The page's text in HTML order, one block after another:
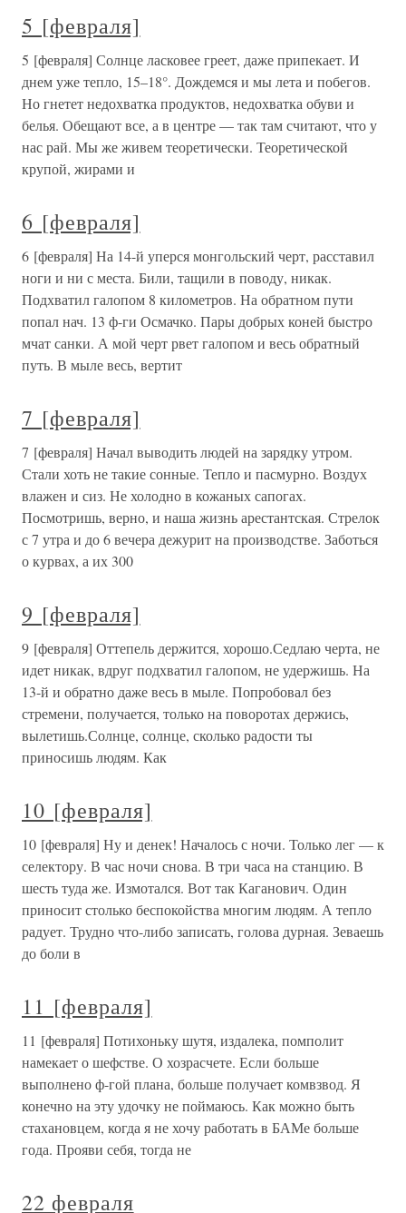
5 [февраля]
5 [февраля] Солнце ласковее греет, даже припекает. И
днем уже тепло, 15–18°. Дождемся и мы лета и побегов.
Но гнетет недохватка продуктов, недохватка обуви и
белья. Обещают все, а в центре — так там считают, что у
нас рай. Мы же живем теоретически. Теоретической
крупой, жирами и
6 [февраля]
6 [февраля] На 14-й уперся монгольский черт, расставил
ноги и ни с места. Били, тащили в поводу, никак.
Подхватил галопом 8 километров. На обратном пути
попал нач. 13 ф-ги Осмачко. Пары добрых коней быстро
мчат санки. А мой черт рвет галопом и весь обратный
путь. В мыле весь, вертит
7 [февраля]
7 [февраля] Начал выводить людей на зарядку утром.
Стали хоть не такие сонные. Тепло и пасмурно. Воздух
влажен и сиз. Не холодно в кожаных сапогах.
Посмотришь, верно, и наша жизнь арестантская. Стрелок
с 7 утра и до 6 вечера дежурит на производстве. Заботься
о курвах, а их 300
9 [февраля]
9 [февраля] Оттепель держится, хорошо.Седлаю черта, не
идет никак, вдруг подхватил галопом, не удержишь. На
13-й и обратно даже весь в мыле. Попробовал без
стремени, получается, только на поворотах держись,
вылетишь.Солнце, солнце, сколько радости ты
приносишь людям. Как
10 [февраля]
10 [февраля] Ну и денек! Началось с ночи. Только лег — к
селектору. В час ночи снова. В три часа на станцию. В
шесть туда же. Измотался. Вот так Каганович. Один
приносит столько беспокойства многим людям. А тепло
радует. Трудно что-либо записать, голова дурная. Зеваешь
до боли в
11 [февраля]
11 [февраля] Потихоньку шутя, издалека, помполит
намекает о шефстве. О хозрасчете. Если больше
выполнено ф-гой плана, больше получает комвзвод. Я
конечно на эту удочку не поймаюсь. Как можно быть
стахановцем, когда я не хочу работать в БАМе больше
года. Прояви себя, тогда не
22 февраля